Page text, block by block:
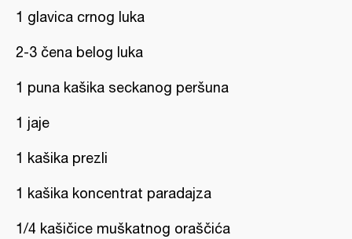
1 glavica crnog luka
2-3 čena belog luka
1 puna kašika seckanog peršuna
1 jaje
1 kašika prezli
1 kašika koncentrat paradajza
1/4 kašičice muškatnog oraščića